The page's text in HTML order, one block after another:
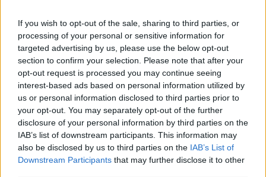
If you wish to opt-out of the sale, sharing to third parties, or
processing of your personal or sensitive information for
targeted advertising by us, please use the below opt-out
section to confirm your selection. Please note that after your
opt-out request is processed you may continue seeing
interest-based ads based on personal information utilized by
us or personal information disclosed to third parties prior to
your opt-out. You may separately opt-out of the further
disclosure of your personal information by third parties on the
IAB’s list of downstream participants. This information may
also be disclosed by us to third parties on the IAB’s List of
Downstream Participants that may further disclose it to other
Recomandările noastre